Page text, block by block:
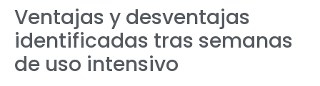
Ventajas y desventajas
identificadas tras semanas
de uso intensivo